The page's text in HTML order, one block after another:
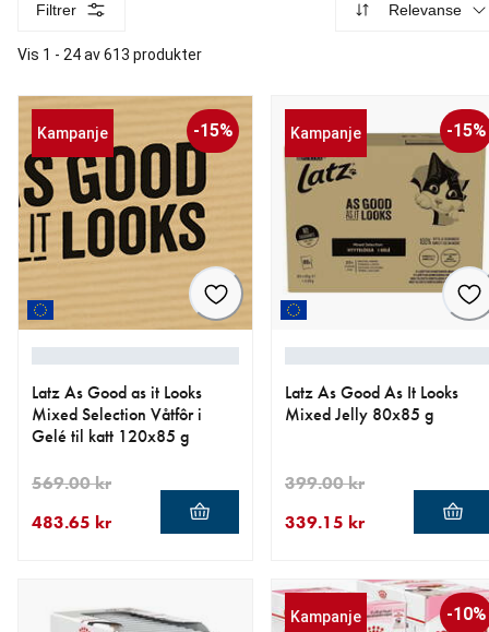
Filtrer Relevanse
Vis 1 - 24 av 613 produkter
Kampanje -15%
Latz As Good as it Looks
Mixed Selection Våtfôr i
Gelé til katt 120x85 g
483.65 kr
569.00 kr
Kampanje -15%
Latz As Good As It Looks
Mixed Jelly 80x85 g
339.15 kr
399.00 kr
Kampanje -10%